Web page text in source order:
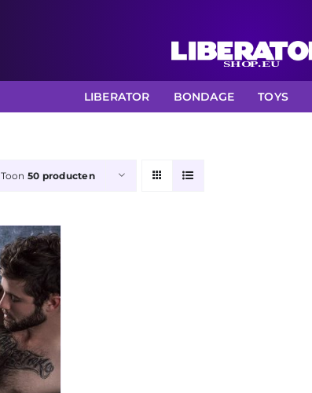
LIBERATOR BONDAGE TOYS
Toon 50 producten